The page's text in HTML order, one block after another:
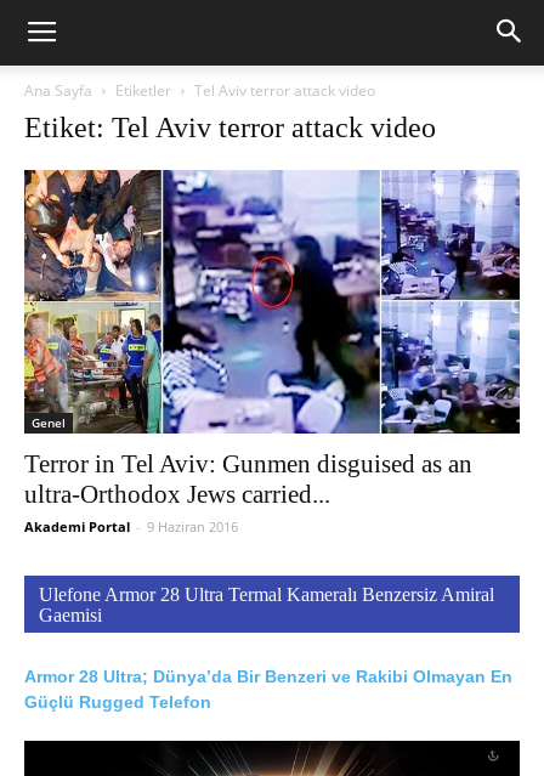
Ana Sayfa Etiketler Tel Aviv terror attack video
Etiket: Tel Aviv terror attack video
Genel
Terror in Tel Aviv: Gunmen disguised as an
ultra-Orthodox Jews carried...
Akademi Portal - 9 Haziran 2016
Ulefone Armor 28 Ultra Termal Kameralı Benzersiz Amiral
Gaemisi
Armor 28 Ultra; Dünya’da Bir Benzeri ve Rakibi Olmayan En
Güçlü Rugged Telefon